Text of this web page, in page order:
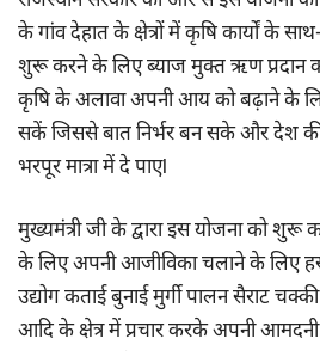
के गांव देहात के क्षेत्रों में कृषि कार्यों के
शुरू करने के लिए ब्याज मुक्त ऋण प्रदान
कृषि के अलावा अपनी आय को बढ़ाने के
सकें जिससे बात निर्भर बन सके और देश
भरपूर मात्रा में दे पाएl
मुख्यमंत्री जी के द्वारा इस योजना को शुरू
के लिए अपनी आजीविका चलाने के लिए
उद्योग कताई बुनाई मुर्गी पालन सैराट चक्की
आदि के क्षेत्र में प्रचार करके अपनी